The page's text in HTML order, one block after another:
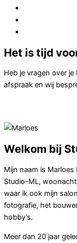
Het is tijd
Heb je vragen over
afspraak en wij
Welkom bij
Mijn naam is
Studio-ML,
waar ik ook mijn
fotografie, het
hobby’s.
Meer dan 20 jaar